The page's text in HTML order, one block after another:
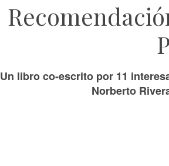
Un libro co-escrito por 11
Norberto